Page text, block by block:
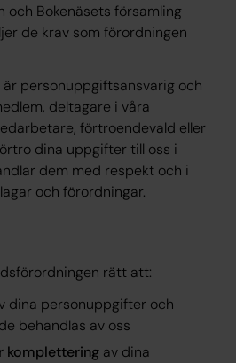
och Bokenäsets församling
de krav som förordningen
personuppgiftsansvarig och
deltagare i våra
förtroendevald eller
dina uppgifter till oss i
dem med respekt och i
och förordningar.
rätt att:
dina personuppgifter och
behandlas av oss
komplettering av dina